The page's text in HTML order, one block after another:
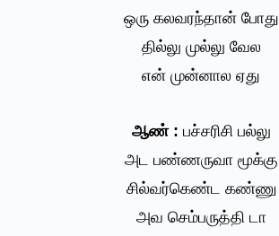
ஒரு கலவரந்தான் போது
தில்லு முல்லு வேல
என் முன்னால ஏது
ஆண் : பச்சரிசி பல்லு
அட பண்ணருவா மூக்கு
சில்வர்கெண்ட கண்ணு
அவ செம்பருத்தி டா